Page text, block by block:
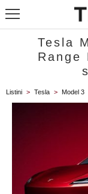
Tesla
Range
Listini > Tesla > Model 3